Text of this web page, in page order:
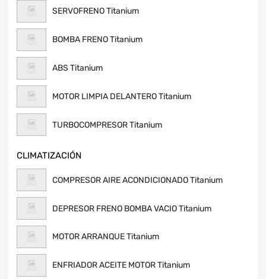
SERVOFRENO Titanium
BOMBA FRENO Titanium
ABS Titanium
MOTOR LIMPIA DELANTERO Titanium
TURBOCOMPRESOR Titanium
CLIMATIZACIÓN
COMPRESOR AIRE ACONDICIONADO Titanium
DEPRESOR FRENO BOMBA VACIO Titanium
MOTOR ARRANQUE Titanium
ENFRIADOR ACEITE MOTOR Titanium